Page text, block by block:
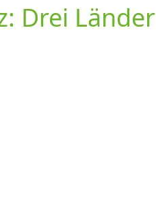
Drei Länder